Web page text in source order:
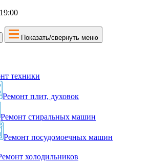
Показать/свернуть меню
техники
Ремонт плит, духовок
Ремонт стиральных машин
Ремонт посудомоечных машин
холодильников